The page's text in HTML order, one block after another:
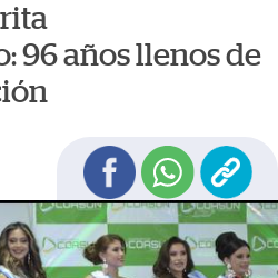
96 años llenos de